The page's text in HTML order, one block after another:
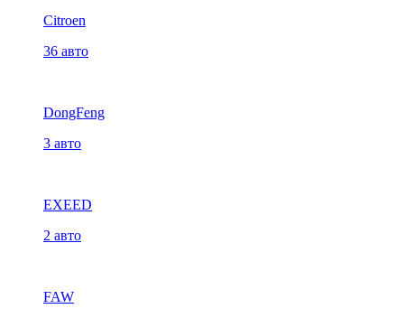
Citroen
36 авто
DongFeng
3 авто
EXEED
2 авто
FAW